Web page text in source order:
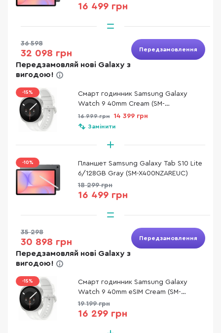
16 499 грн
36 598
32 098 грн Передзамовлення
Передзамовляй нові Galaxy з
вигодою!
-15%
Смарт годинник Samsung Galaxy
Watch 9 40mm Cream (SM-
L340NZEASEK)
16 999 грн 14 399 грн
Замінити
-10%
Планшет Samsung Galaxy Tab S10 Lite
6/128GB Gray (SM-X400NZAREUC)
18 299 грн
16 499 грн
35 298
30 898 грн Передзамовлення
Передзамовляй нові Galaxy з
вигодою!
-15%
Смарт годинник Samsung Galaxy
Watch 9 40mm eSIM Cream (SM-
L345FZEASEK)
19 199 грн
16 299 грн